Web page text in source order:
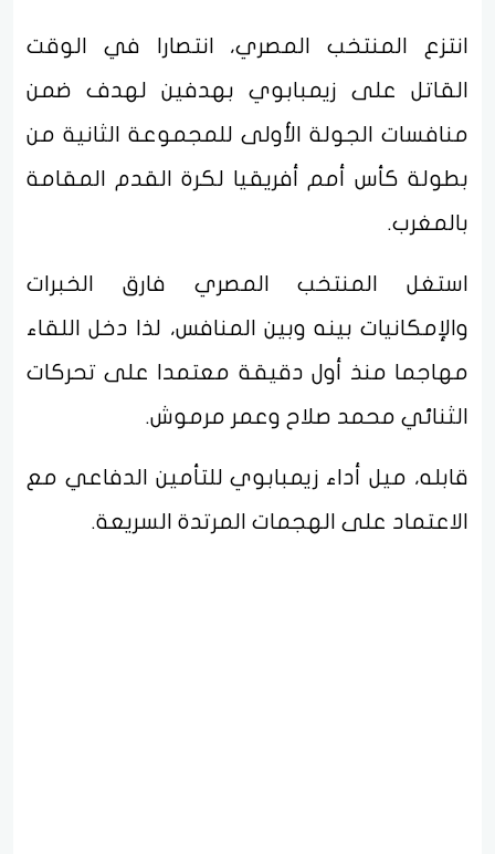
انتزع المنتخب المصري، انتصارا في الوقت
القاتل على زيمبابوي بهدفين لهدف ضمن
منافسات الجولة الأولى للمجموعة الثانية من
بطولة كأس أمم أفريقيا لكرة القدم المقامة
بالمغرب.
استغل المنتخب المصري فارق الخبرات
والإمكانيات بينه وبين المنافس، لذا دخل اللقاء
مهاجما منذ أول دقيقة معتمدا على تحركات
الثنائي محمد صلاح وعمر مرموش.
قابله، ميل أداء زيمبابوي للتأمين الدفاعي مع
الاعتماد على الهجمات المرتدة السريعة.